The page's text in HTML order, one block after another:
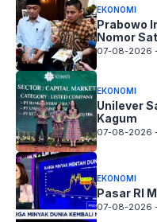
EKONOMI
Prabowo
Nomor
07-08-2026
EKONOMI
Unilever
Kagum
07-08-2026 -
EKONOMI
Pasar RI
07-08-2026 -